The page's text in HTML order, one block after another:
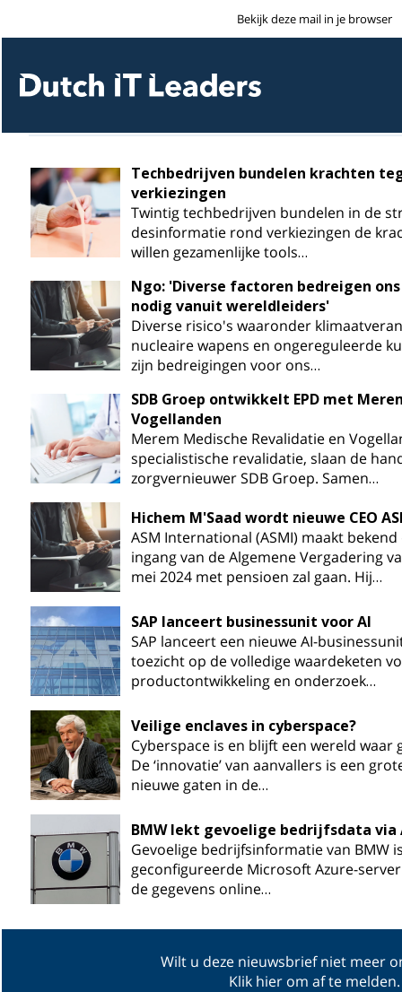
Bekijk deze mail in je browser
Techbedrijven bundelen krachten
verkiezingen
Twintig techbedrijven bundelen in de
desinformatie rond verkiezingen de
willen gezamenlijke tools…
Ngo: 'Diverse factoren bedreigen
nodig vanuit wereldleiders'
Diverse risico's waaronder
nucleaire wapens en ongereguleerde
zijn bedreigingen voor ons…
SDB Groep ontwikkelt EPD met
Vogellanden
Merem Medische Revalidatie en
specialistische revalidatie, slaan de
zorgvernieuwer SDB Groep. Samen…
Hichem M'Saad wordt nieuwe CEO
ASM International (ASMI) maakt
ingang van de Algemene Vergadering
mei 2024 met pensioen zal gaan. Hij…
SAP lanceert businessunit voor AI
SAP lanceert een nieuwe AI-
toezicht op de volledige waardeketen
productontwikkeling en onderzoek…
Veilige enclaves in cyberspace?
Cyberspace is en blijft een wereld waar
De ‘innovatie’ van aanvallers is een
nieuwe gaten in de…
BMW lekt gevoelige bedrijfsdata via
Gevoelige bedrijfsinformatie van BMW
geconfigureerde Microsoft Azure-
de gegevens online…
Wilt u deze nieuwsbrief niet meer
Klik hier om af te melden.